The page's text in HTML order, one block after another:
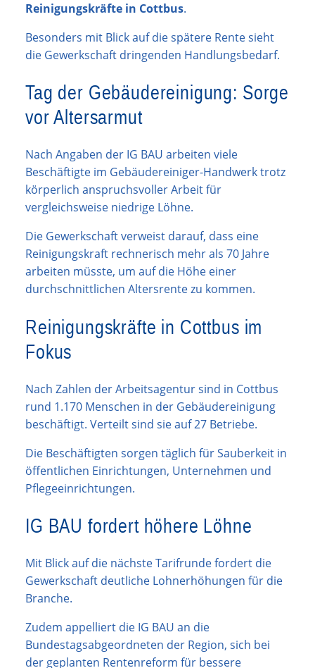
Reinigungskräfte in Cottbus.
Besonders mit Blick auf die spätere Rente sieht
die Gewerkschaft dringenden Handlungsbedarf.
Tag der Gebäudereinigung: Sorge
vor Altersarmut
Nach Angaben der IG BAU arbeiten viele
Beschäftigte im Gebäudereiniger-Handwerk trotz
körperlich anspruchsvoller Arbeit für
vergleichsweise niedrige Löhne.
Die Gewerkschaft verweist darauf, dass eine
Reinigungskraft rechnerisch mehr als 70 Jahre
arbeiten müsste, um auf die Höhe einer
durchschnittlichen Altersrente zu kommen.
Reinigungskräfte in Cottbus im
Fokus
Nach Zahlen der Arbeitsagentur sind in Cottbus
rund 1.170 Menschen in der Gebäudereinigung
beschäftigt. Verteilt sind sie auf 27 Betriebe.
Die Beschäftigten sorgen täglich für Sauberkeit in
öffentlichen Einrichtungen, Unternehmen und
Pflegeeinrichtungen.
IG BAU fordert höhere Löhne
Mit Blick auf die nächste Tarifrunde fordert die
Gewerkschaft deutliche Lohnerhöhungen für die
Branche.
Zudem appelliert die IG BAU an die
Bundestagsabgeordneten der Region, sich bei
der geplanten Rentenreform für bessere